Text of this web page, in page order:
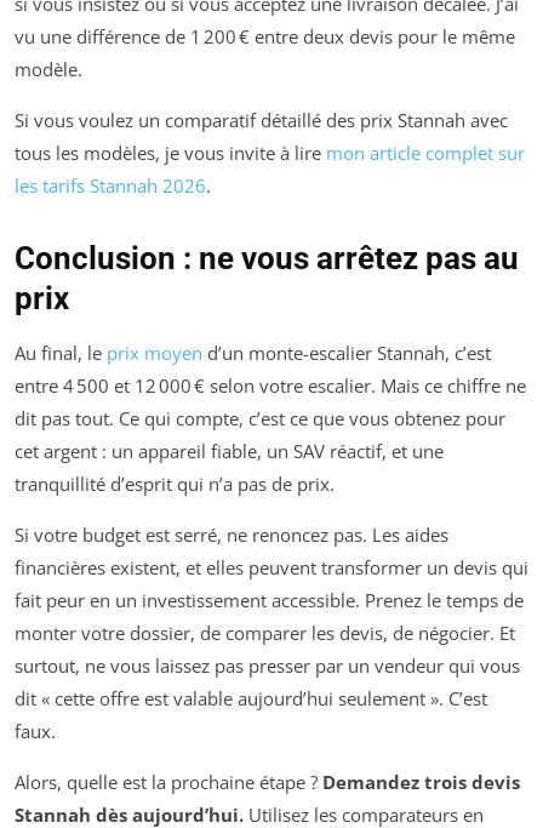
vu une différence de 1 200 € entre deux devis pour le même
modèle.
Si vous voulez un comparatif détaillé des prix Stannah avec
tous les modèles, je vous invite à lire mon article complet sur
les tarifs Stannah 2026.
Conclusion : ne vous arrêtez pas au
prix
Au final, le prix moyen d’un monte-escalier Stannah, c’est
entre 4 500 et 12 000 € selon votre escalier. Mais ce chiffre ne
dit pas tout. Ce qui compte, c’est ce que vous obtenez pour
cet argent : un appareil fiable, un SAV réactif, et une
tranquillité d’esprit qui n’a pas de prix.
Si votre budget est serré, ne renoncez pas. Les aides
financières existent, et elles peuvent transformer un devis qui
fait peur en un investissement accessible. Prenez le temps de
monter votre dossier, de comparer les devis, de négocier. Et
surtout, ne vous laissez pas presser par un vendeur qui vous
dit « cette offre est valable aujourd’hui seulement ». C’est
faux.
Alors, quelle est la prochaine étape ? Demandez trois devis
Stannah dès aujourd’hui. Utilisez les comparateurs en